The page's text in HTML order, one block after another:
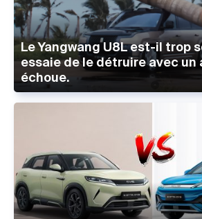
Le Yangwang U8L est-il trop
essaie de le détruire avec un
échoue.